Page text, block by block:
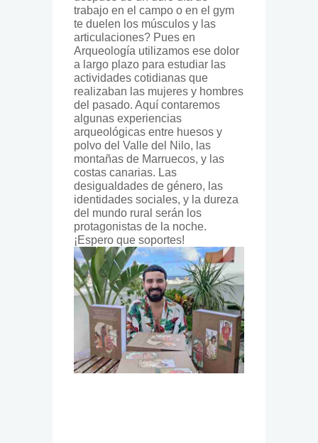
trabajo en el campo o en el gym
te duelen los músculos y las
articulaciones? Pues en
Arqueología utilizamos ese dolor
a largo plazo para estudiar las
actividades cotidianas que
realizaban las mujeres y hombres
del pasado. Aquí contaremos
algunas experiencias
arqueológicas entre huesos y
polvo del Valle del Nilo, las
montañas de Marruecos, y las
costas canarias. Las
desigualdades de género, las
identidades sociales, y la dureza
del mundo rural serán los
protagonistas de la noche.
¡Espero que soportes!